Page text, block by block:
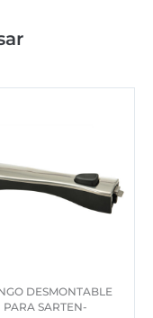
DESMONTABLE
PARA SARTEN-